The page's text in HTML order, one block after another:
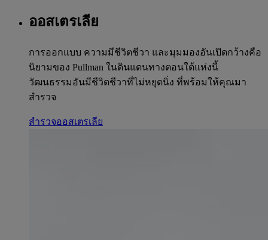
ออสเตรเลีย
การออกแบบ ความมีชีวิตชีวา และมุมมองอันเปิดกว้างคือ
นิยามของ Pullman ในดินแดนทางตอนใต้แห่งนี้
วัฒนธรรมอันมีชีวิตชีวาที่ไม่หยุดนิ่ง ที่พร้อมให้คุณมา
สำรวจ
สำรวจออสเตรเลีย